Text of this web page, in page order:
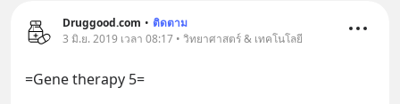
Druggood.com​ • ติดตาม
3 มิ.ย. 2019 เวลา 08:17 • วิทยาศาสตร์ & เทคโนโลยี
=Gene​ therapy​ 5=